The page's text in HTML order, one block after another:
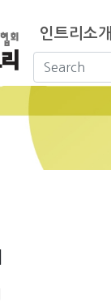
인트리소개